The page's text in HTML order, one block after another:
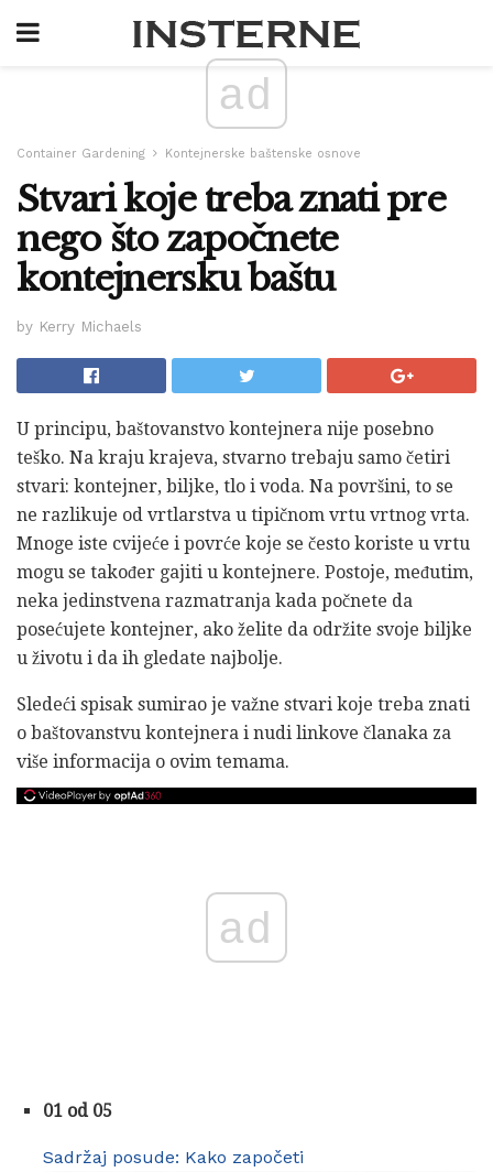
ad
Container Gardening Kontejnerske baštenske osnove
Stvari koje treba znati pre
nego što započnete
kontejnersku baštu
by Kerry Michaels
U principu, baštovanstvo kontejnera nije posebno
teško. Na kraju krajeva, stvarno trebaju samo četiri
stvari: kontejner, biljke, tlo i voda. Na površini, to se
ne razlikuje od vrtlarstva u tipičnom vrtu vrtnog vrta.
Mnoge iste cvijeće i povrće koje se često koriste u vrtu
mogu se također gajiti u kontejnere. Postoje, međutim,
neka jedinstvena razmatranja kada počnete da
posećujete kontejner, ako želite da održite svoje biljke
u životu i da ih gledate najbolje.
Sledeći spisak sumirao je važne stvari koje treba znati
o baštovanstvu kontejnera i nudi linkove članaka za
više informacija o ovim temama.
ad
01 od 05
Sadržaj posude: Kako započeti